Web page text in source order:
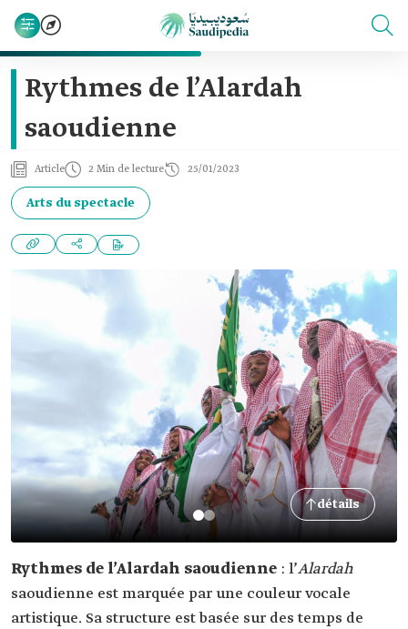
Rythmes de l’Alardah
saoudienne
Article 2 Min de lecture 25/01/2023
Arts du spectacle
détails
Rythmes de l’Alardah saoudienne : l’Alardah
saoudienne est marquée par une couleur vocale
artistique. Sa structure est basée sur des temps de